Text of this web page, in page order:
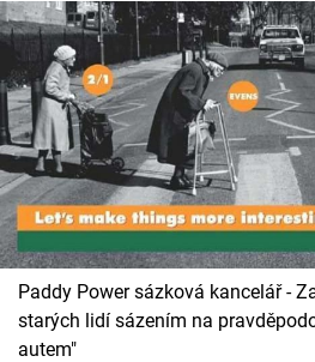
Paddy Power sázková kancelář -
starých lidí sázením na
autem"